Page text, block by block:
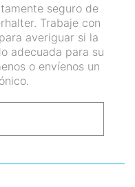
seguro de
Trabaje con
averiguar si la
adecuada para su
o envíenos un